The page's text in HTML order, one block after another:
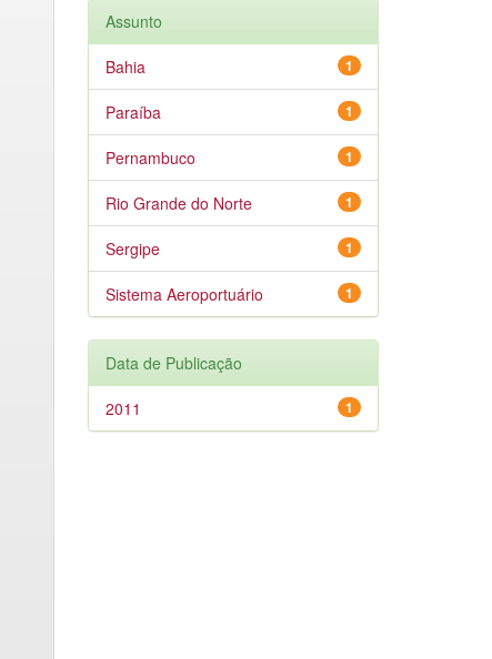
Assunto
1
Bahia
1
Paraíba
1
Pernambuco
1
Rio Grande do Norte
1
Sergipe
1
Sistema Aeroportuário
Data de Publicação
1
2011